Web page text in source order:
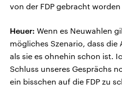
von der FDP gebracht
Heuer: Wenn es Neuwahlen
mögliches Szenario, dass die
als sie es ohnehin schon ist.
Schluss unseres Gesprächs
ein bisschen auf die FDP zu